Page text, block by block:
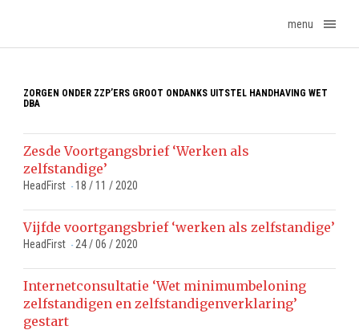
menu
ZORGEN ONDER ZZP’ERS GROOT ONDANKS UITSTEL HANDHAVING WET
DBA
Zesde Voortgangsbrief ‘Werken als
zelfstandige’
HeadFirst - 18 / 11 / 2020
Vijfde voortgangsbrief ‘werken als zelfstandige’
HeadFirst - 24 / 06 / 2020
Internetconsultatie ‘Wet minimumbeloning
zelfstandigen en zelfstandigenverklaring’
gestart